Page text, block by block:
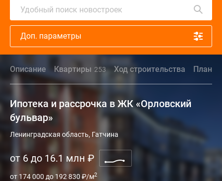
Удобный поиск новостроек
Доп. параметры
Описание Квартиры 253 Ход строительства
Ипотека и рассрочка в ЖК «Орловский
бульвар»
Ленинградская область, Гатчина
от 6 до 16.1 млн ₽
от 174 000 до 192 830 ₽/м2